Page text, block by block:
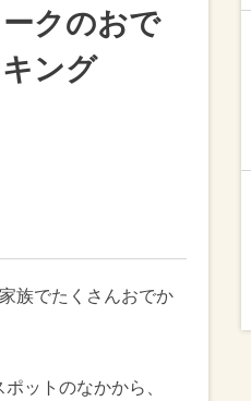
クのおで
ング
族でたくさんおでか
ットのなかから、